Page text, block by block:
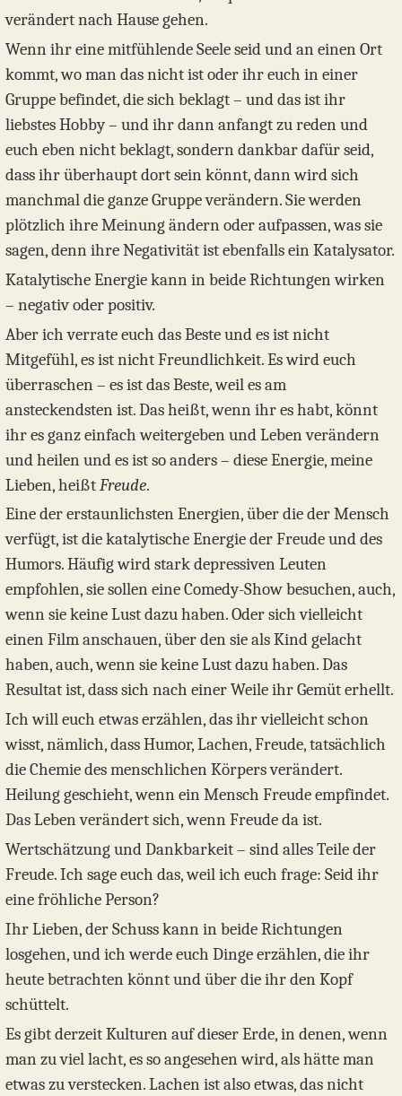
verändert nach Hause gehen.
Wenn ihr eine mitfühlende Seele seid und an einen Ort
kommt, wo man das nicht ist oder ihr euch in einer
Gruppe befindet, die sich beklagt – und das ist ihr
liebstes Hobby – und ihr dann anfangt zu reden und
euch eben nicht beklagt, sondern dankbar dafür seid,
dass ihr überhaupt dort sein könnt, dann wird sich
manchmal die ganze Gruppe verändern. Sie werden
plötzlich ihre Meinung ändern oder aufpassen, was sie
sagen, denn ihre Negativität ist ebenfalls ein Katalysator.
Katalytische Energie kann in beide Richtungen wirken
– negativ oder positiv.
Aber ich verrate euch das Beste und es ist nicht
Mitgefühl, es ist nicht Freundlichkeit. Es wird euch
überraschen – es ist das Beste, weil es am
ansteckendsten ist. Das heißt, wenn ihr es habt, könnt
ihr es ganz einfach weitergeben und Leben verändern
und heilen und es ist so anders – diese Energie, meine
Lieben, heißtFreude.
Eine der erstaunlichsten Energien, über die der Mensch
verfügt, ist die katalytische Energie der Freude und des
Humors. Häufig wird stark depressiven Leuten
empfohlen, sie sollen eine Comedy-Show besuchen, auch,
wenn sie keine Lust dazu haben. Oder sich vielleicht
einen Film anschauen, über den sie als Kind gelacht
haben, auch, wenn sie keine Lust dazu haben. Das
Resultat ist, dass sich nach einer Weile ihr Gemüt erhellt.
Ich will euch etwas erzählen, das ihr vielleicht schon
wisst, nämlich, dass Humor, Lachen, Freude, tatsächlich
die Chemie des menschlichen Körpers verändert.
Heilung geschieht, wenn ein Mensch Freude empfindet.
Das Leben verändert sich, wenn Freude da ist.
Wertschätzung und Dankbarkeit – sind alles Teile der
Freude. Ich sage euch das, weil ich euch frage: Seid ihr
eine fröhliche Person?
Ihr Lieben, der Schuss kann in beide Richtungen
losgehen, und ich werde euch Dinge erzählen, die ihr
heute betrachten könnt und über die ihr den Kopf
schüttelt.
Es gibt derzeit Kulturen auf dieser Erde, in denen, wenn
man zu viel lacht, es so angesehen wird, als hätte man
etwas zu verstecken. Lachen ist also etwas, das nicht